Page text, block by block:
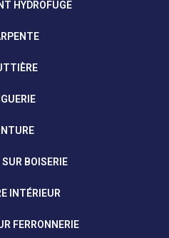
HYDROFUGE
BOISERIE
INTÉRIEUR
FERRONNERIE